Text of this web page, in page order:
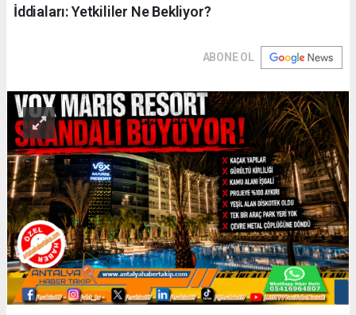
İddiaları: Yetkililer Ne Bekliyor?
ABONE OL